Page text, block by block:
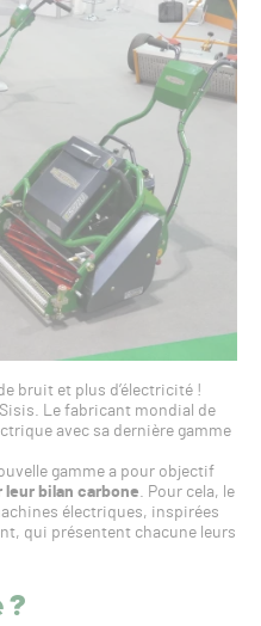
bruit et plus d’électricité !
Le fabricant mondial de
avec sa dernière gamme
gamme a pour objectif
bilan carbone. Pour cela, le
électriques, inspirées
qui présentent chacune leurs
?